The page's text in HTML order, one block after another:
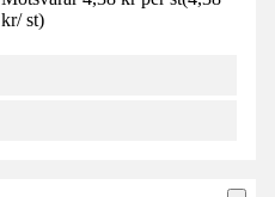
kr/ st)